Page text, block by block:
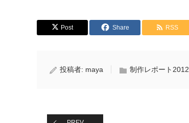
Post Share RSS
投稿者: maya 制作レポート2012